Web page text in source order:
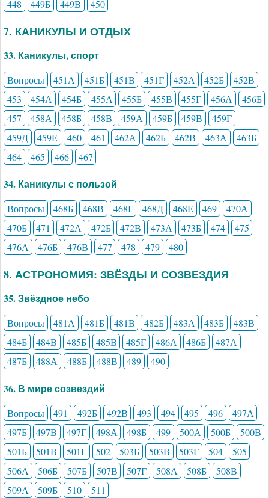
448 449Б 449В 450
7. КАНИКУЛЫ И ОТДЫХ
33. Каникулы, спорт
Вопросы 451А 451Б 451В 451Г 452А 452Б
452В
453
454А 454Б 455А 455Б 455В 455Г 456А
456Б
457
458А 458Б 458В 459А 459Б 459В
459Г
459Д
459Е 460 461 462А 462Б 462В 463А
463Б
464
465 466 467
34. Каникулы с пользой
Вопросы 468Б 468В 468Г 468Д 468Е 469
470А
470Б
471 472А 472Б 472В 473А 473Б 474
475
476А
476Б 476В 477 478 479 480
8. АСТРОНОМИЯ: ЗВЁЗДЫ И СОЗВЕЗДИЯ
35. Звёздное небо
Вопросы 481А 481Б 481В 482Б 483А 483Б
483В
484Б
484В 485Б 485В 485Г 486А 486Б
487А
487Б
488А 488Б 488В 489 490
36. В мире созвездий
Вопросы 491 492Б 492В 493 494 495 496
497А
497Б
497В 497Г 498А 498Б 499 500А 500Б
500В
501Б
501В 501Г 502 503Б 503В 503Г 504
505
506А
506Б 507Б 507В 507Г 508А 508Б
508В
509А
509Б 510 511